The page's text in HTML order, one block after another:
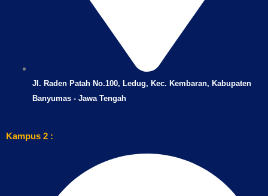
Jl. Raden Patah No.100, Ledug, Kec. Kembaran, Kabupaten
Banyumas - Jawa Tengah
Kampus 2 :